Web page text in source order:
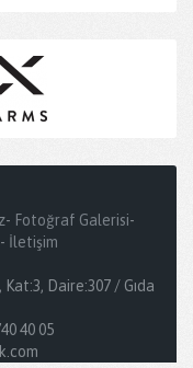
- Fotoğraf Galerisi-
- İletişim
Daire:307 / Gıda
40 05